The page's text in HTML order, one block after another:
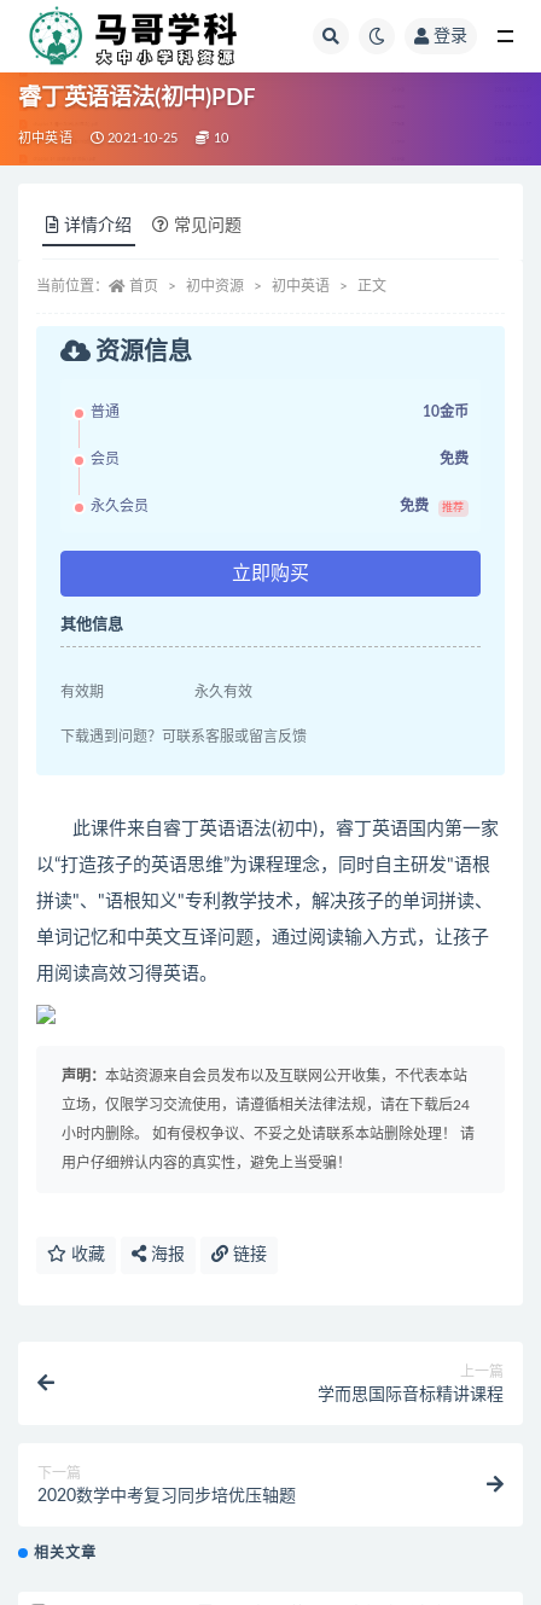
登录
睿丁英语语法(初中)PDF
初中英语 2021-10-25 10
详情介绍 常见问题
当前位置： 首页 初中资源 初中英语 正文
资源信息
普通 10金币
会员 免费
永久会员 免费 推荐
立即购买
其他信息
有效期 永久有效
下载遇到问题？可联系客服或留言反馈
此课件来自睿丁英语语法(初中)，睿丁英语国内第一家
以“打造孩子的英语思维”为课程理念，同时自主研发"语根
拼读"、"语根知义"专利教学技术，解决孩子的单词拼读、
单词记忆和中英文互译问题，通过阅读输入方式，让孩子
用阅读高效习得英语。
声明： 本站资源来自会员发布以及互联网公开收集，不代表本站
立场，仅限学习交流使用，请遵循相关法律法规，请在下载后24
小时内删除。 如有侵权争议、不妥之处请联系本站删除处理！ 请
用户仔细辨认内容的真实性，避免上当受骗！
收藏 海报 链接
上一篇
学而思国际音标精讲课程
下一篇
2020数学中考复习同步培优压轴题
相关文章
全部